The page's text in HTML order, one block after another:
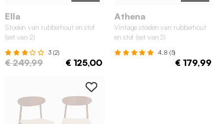
Ella
Stoelen van rubberhout en stof
(set van 2)
3 (2)
€ 249,99 € 125,00
Athena
Vintage stoelen van rubberhout
en stof (set van 2)
4.8 (5)
€ 179,99